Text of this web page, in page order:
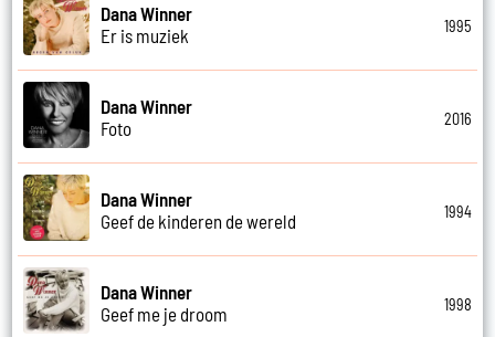
Dana Winner
Er is muziek
1995
Dana Winner
Foto
2016
Dana Winner
Geef de kinderen de wereld
1994
Dana Winner
Geef me je droom
1998